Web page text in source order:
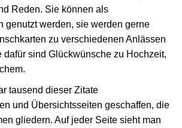
Reden. Sie können als
genutzt werden, sie werden gerne
zu verschiedenen Anlässen
dafür sind Glückwünsche zu Hochzeit,
tausend dieser Zitate
und Übersichtsseiten geschaffen, die
gliedern. Auf jeder Seite sieht man